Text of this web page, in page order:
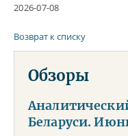
2026-07-08
Возврат к списку
Обзоры
Беларуси.